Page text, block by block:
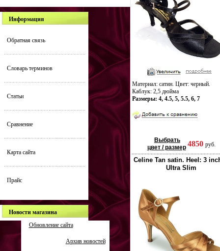
Информация
Обратная связь
Словарь терминов
Статьи
Сравнение
Карта сайта
Прайс
Новости магазина
Обновление сайта
Архив новостей
Материал: сатин. Цвет: черный.
Каблук: 2,5 дюйма
Размеры: 4, 4.5, 5, 5.5, 6, 7
Выбрать
цвет / размер 4850 руб.
Celine Tan satin. Heel: 3
Ultra Slim